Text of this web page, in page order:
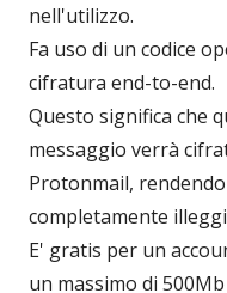
nell'utilizzo.
Fa uso di un codice
cifratura end-to-end.
Questo significa che
messaggio verrà
Protonmail,
completamente
E' gratis per un
un massimo di